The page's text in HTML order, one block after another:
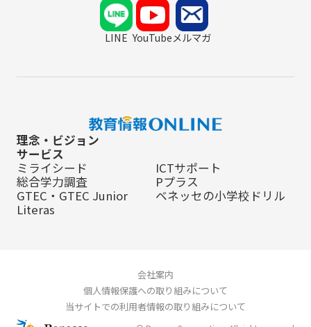
LINE YouTubeメルマガ
理念・ビジョン
サービス
ミライシード
ICTサポート
総合学力調査
Pプラス
GTEC・GTEC Junior
ベネッセの小学校ドリル
Literas
会社案内
個人情報保護への取り組みについて
当サイトでの利用者情報の取り組みについて